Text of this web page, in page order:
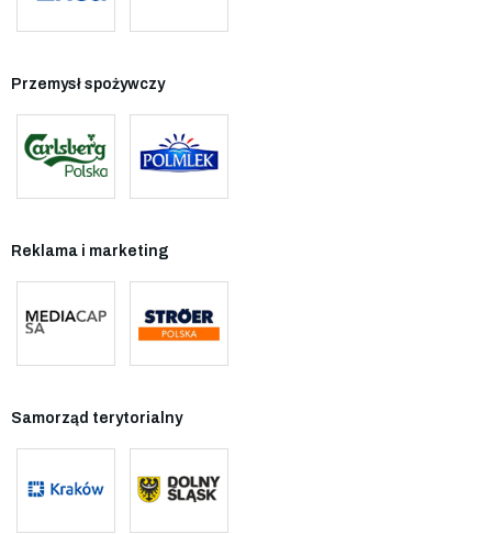
Przemysł spożywczy
Reklama i marketing
Samorząd terytorialny